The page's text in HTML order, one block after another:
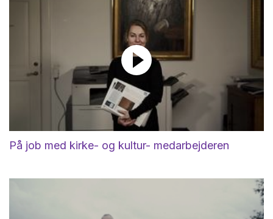
På job med kirke- og kultur- medarbejderen